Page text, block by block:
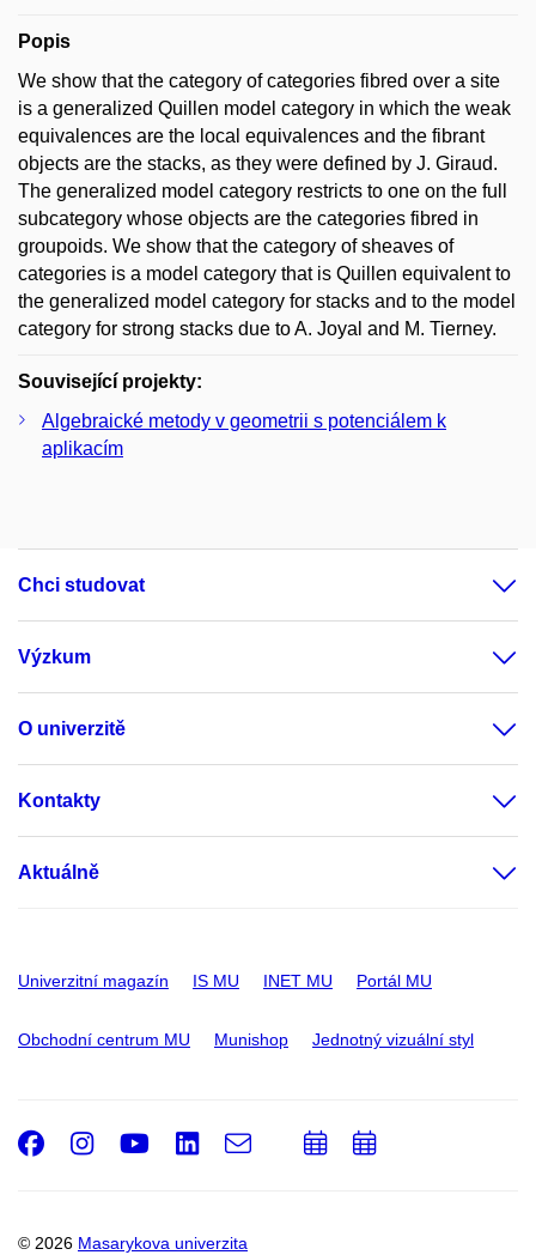
Popis
We show that the category of categories fibred over a site
is a generalized Quillen model category in which the weak
equivalences are the local equivalences and the fibrant
objects are the stacks, as they were defined by J. Giraud.
The generalized model category restricts to one on the full
subcategory whose objects are the categories fibred in
groupoids. We show that the category of sheaves of
categories is a model category that is Quillen equivalent to
the generalized model category for stacks and to the model
category for strong stacks due to A. Joyal and M. Tierney.
Související projekty:
Algebraické metody v geometrii s potenciálem k
aplikacím
Chci studovat
Výzkum
O univerzitě
Kontakty
Aktuálně
Univerzitní magazín IS MU INET MU Portál MU
Obchodní centrum MU Munishop Jednotný vizuální styl
© 2026 Masarykova univerzita
Facebook
Instagram
Youtube
LinkedIn
e-
Email
PřidatPřidat